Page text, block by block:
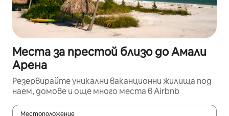
Места за престой близо до Амали
Арена
Резервирайте уникални ваканционни жилища под
наем, домове и още много места в Airbnb
Местоположение